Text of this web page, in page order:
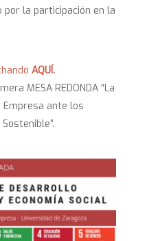
la participación en la
AQUÍ.
MESA REDONDA “La
Empresa ante los